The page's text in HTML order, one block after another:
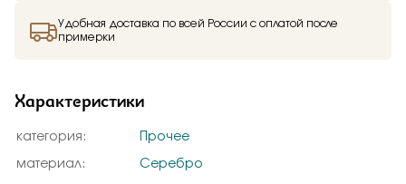
Удобная доставка по всей России с оплатой после
примерки
Характеристики
категория: Прочее
материал: Серебро